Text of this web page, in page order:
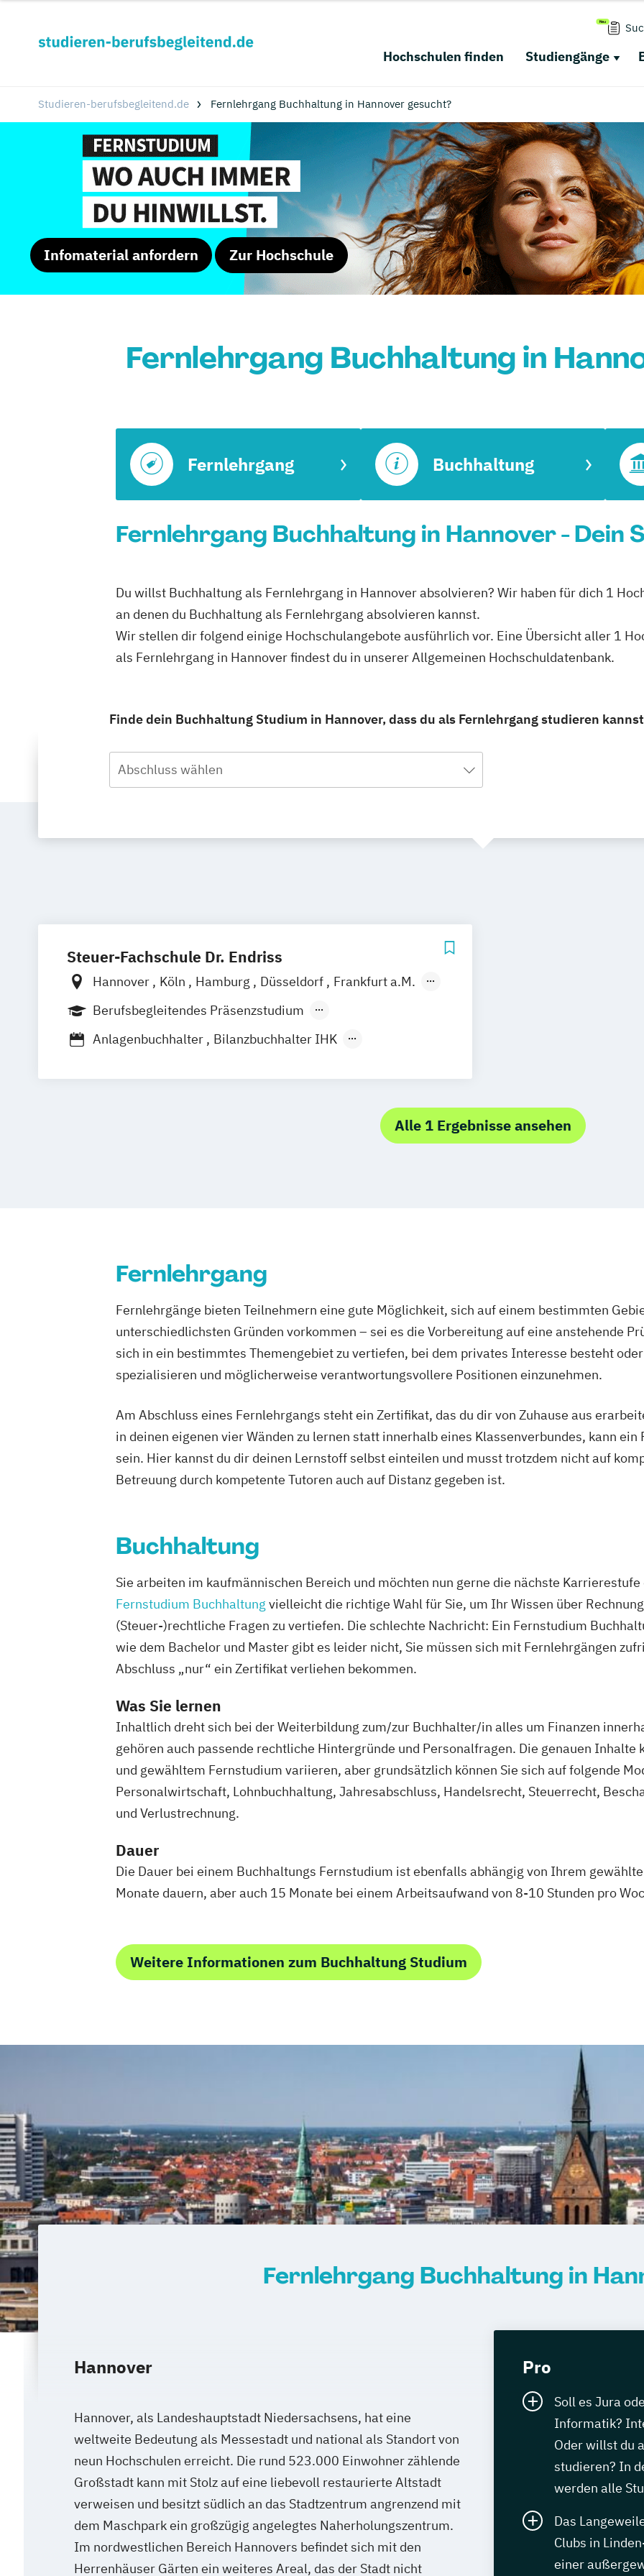
Hochschulen finden Studiengänge
Studieren-berufsbegleitend.de Fernlehrgang Buchhaltung in Hannover gesucht?
Infomaterial anfordern Zur Hochschule
Fernlehrgang Buchhaltung in
Fernlehrgang Buchhaltung
Fernlehrgang Buchhaltung in Hannover - Dein
Du willst Buchhaltung als Fernlehrgang in Hannover absolvieren? Wir haben für dich 1
an denen du Buchhaltung als Fernlehrgang absolvieren kannst.
Wir stellen dir folgend einige Hochschulangebote ausführlich vor. Eine Übersicht aller 1
als Fernlehrgang in Hannover findest du in unserer Allgemeinen Hochschuldatenbank.
Finde dein Buchhaltung Studium in Hannover, dass du als Fernlehrgang studieren
Abschluss wählen
Steuer-Fachschule Dr. Endriss
Hannover Köln Hamburg Düsseldorf
Frankfurt a.M.
Stuttgart
Berufsbegleitendes Präsenzstudium
Berufsbegleitender Präsenzlehrgang
Fernlehrgang
Anlagenbuchhalter
Bilanzbuchhalter IHK
Lohn- und Gehaltsbuchhalter
Steuerberater – Kompakt-Repetitorium (Wiederholer)
Samstagslehrgang
Taxation
Alle 1 Ergebnisse ansehen
Fernlehrgang
Fernlehrgänge bieten Teilnehmern eine gute Möglichkeit, sich auf einem bestimmten
unterschiedlichsten Gründen vorkommen – sei es die Vorbereitung auf eine anstehende
sich in ein bestimmtes Themengebiet zu vertiefen, bei dem privates Interesse besteht
spezialisieren und möglicherweise verantwortungsvollere Positionen einzunehmen.
Am Abschluss eines Fernlehrgangs steht ein Zertifikat, das du dir von Zuhause aus
in deinen eigenen vier Wänden zu lernen statt innerhalb eines Klassenverbundes, kann
sein. Hier kannst du dir deinen Lernstoff selbst einteilen und musst trotzdem nicht auf
Betreuung durch kompetente Tutoren auch auf Distanz gegeben ist.
Buchhaltung
Sie arbeiten im kaufmännischen Bereich und möchten nun gerne die nächste
Fernstudium Buchhaltung vielleicht die richtige Wahl für Sie, um Ihr Wissen über
(Steuer-)rechtliche Fragen zu vertiefen. Die schlechte Nachricht: Ein Fernstudium
wie dem Bachelor und Master gibt es leider nicht, Sie müssen sich mit Fernlehrgängen
Abschluss „nur“ ein Zertifikat verliehen bekommen.
Was Sie lernen
Inhaltlich dreht sich bei der Weiterbildung zum/zur Buchhalter/in alles um Finanzen
gehören auch passende rechtliche Hintergründe und Personalfragen. Die genauen Inhalte
und gewähltem Fernstudium variieren, aber grundsätzlich können Sie sich auf folgende
Personalwirtschaft, Lohnbuchhaltung, Jahresabschluss, Handelsrecht, Steuerrecht,
und Verlustrechnung.
Dauer
Die Dauer bei einem Buchhaltungs Fernstudium ist ebenfalls abhängig von Ihrem
Monate dauern, aber auch 15 Monate bei einem Arbeitsaufwand von 8-10 Stunden pro
Weitere Informationen zum Buchhaltung Studium
Fernlehrgang Buchhaltung in
Hannover
Hannover, als Landeshauptstadt Niedersachsens, hat eine
weltweite Bedeutung als Messestadt und national als Standort von
neun Hochschulen erreicht. Die rund 523.000 Einwohner zählende
Großstadt kann mit Stolz auf eine liebevoll restaurierte Altstadt
verweisen und besitzt südlich an das Stadtzentrum angrenzend mit
dem Maschpark ein großzügig angelegtes Naherholungszentrum.
Im nordwestlichen Bereich Hannovers befindet sich mit den
Herrenhäuser Gärten ein weiteres Areal, das der Stadt nicht
Pro
Soll es Jura
Informatik?
Oder willst du
studieren? In
werden alle
Das
Clubs in
einer